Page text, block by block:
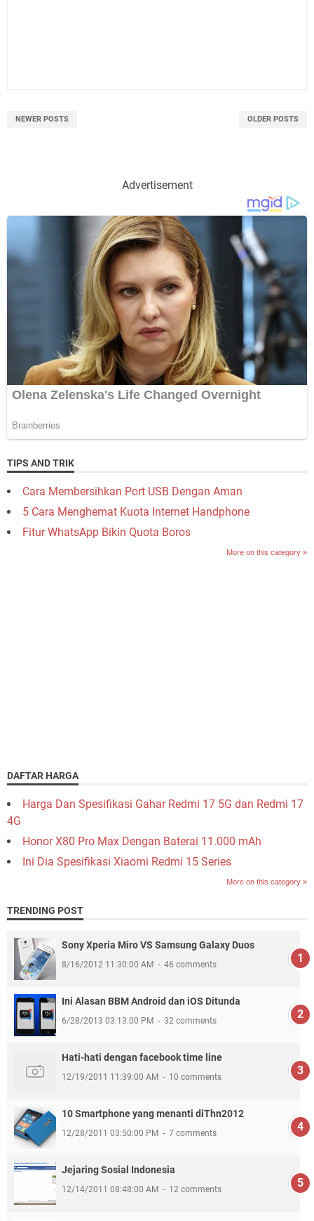
NEWER POSTS OLDER POSTS
Advertisement
TIPS AND TRIK
Cara Membersihkan Port USB Dengan Aman
5 Cara Menghemat Kuota Internet Handphone
Fitur WhatsApp Bikin Quota Boros
More on this category »
DAFTAR HARGA
Harga Dan Spesifikasi Gahar Redmi 17 5G dan Redmi 17
4G
Honor X80 Pro Max Dengan Baterai 11.000 mAh
Ini Dia Spesifikasi Xiaomi Redmi 15 Series
More on this category »
TRENDING POST
Sony Xperia Miro VS Samsung Galaxy Duos
8/16/2012 11:30:00 AM 46 comments
Ini Alasan BBM Android dan iOS Ditunda
6/28/2013 03:13:00 PM 32 comments
Hati-hati dengan facebook time line
12/19/2011 11:39:00 AM 10 comments
10 Smartphone yang menanti diThn2012
12/28/2011 03:50:00 PM 7 comments
Jejaring Sosial Indonesia
12/14/2011 08:48:00 AM 12 comments